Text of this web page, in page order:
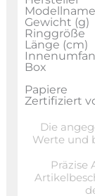
Modellname
Gewicht (g)
Ringgröße
Länge (cm)
Box
Papiere
Zertifiziert
Die
Werte und
Präzise